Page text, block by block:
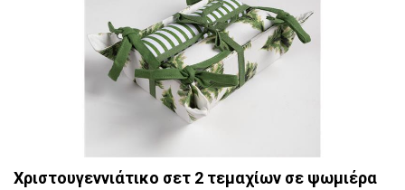
Χριστουγεννιάτικο σετ 2 τεμαχίων σε ψωμιέρα